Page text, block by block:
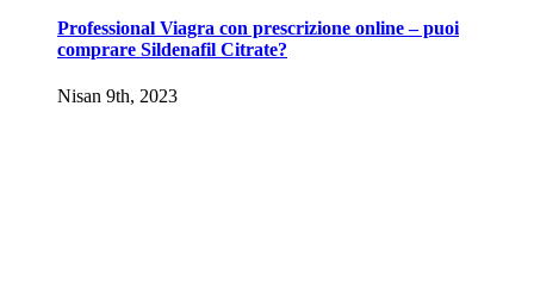
Professional Viagra con prescrizione online – puoi
comprare Sildenafil Citrate?
Nisan 9th, 2023